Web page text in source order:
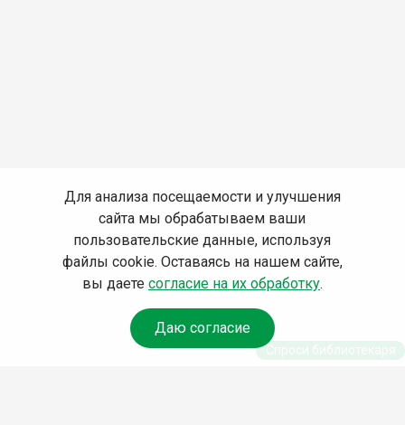
Для анализа посещаемости и улучшения
сайта мы обрабатываем ваши
пользовательские данные, используя
файлы cookie. Оставаясь на нашем сайте,
вы даете согласие на их обработку.
Даю согласие
Спроси библиотекаря